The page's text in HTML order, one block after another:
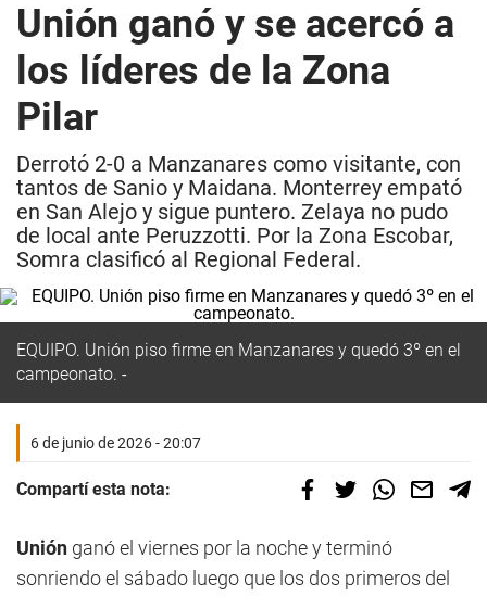
Unión ganó y se acercó a
los líderes de la Zona
Pilar
Derrotó 2-0 a Manzanares como visitante, con
tantos de Sanio y Maidana. Monterrey empató
en San Alejo y sigue puntero. Zelaya no pudo
de local ante Peruzzotti. Por la Zona Escobar,
Somra clasificó al Regional Federal.
EQUIPO. Unión piso firme en Manzanares y quedó 3º en el
campeonato.
6 de junio de 2026 - 20:07
Compartí esta nota:
Unión ganó el viernes por la noche y terminó
sonriendo el sábado luego que los dos primeros del